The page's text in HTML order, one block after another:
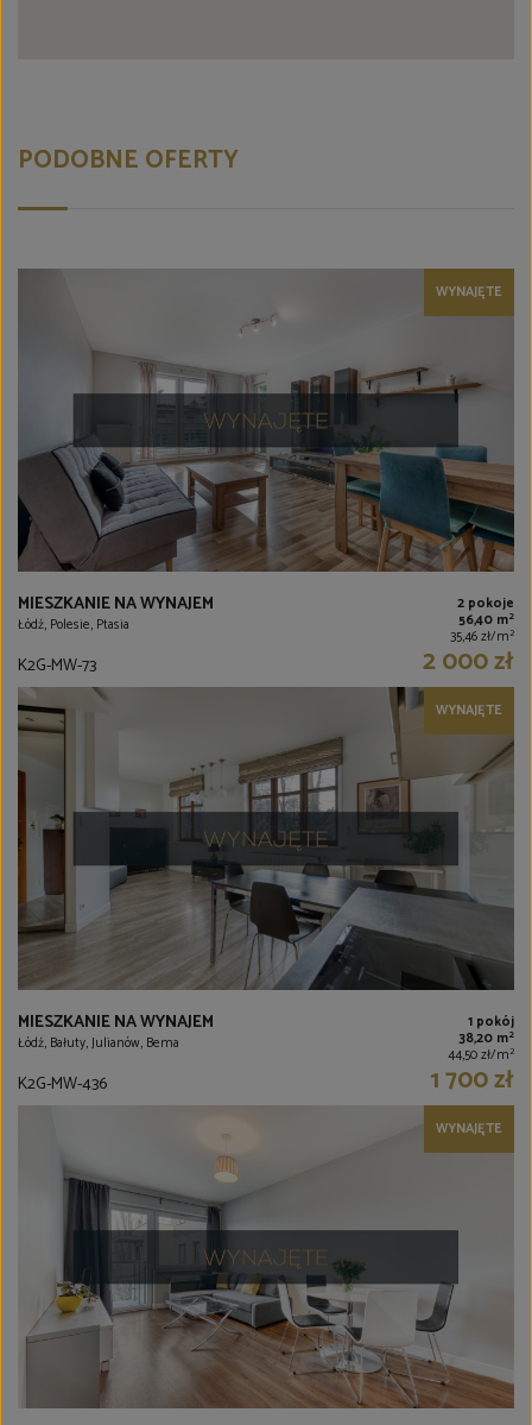
PODOBNE OFERTY
WYNAJĘTE
MIESZKANIE NA WYNAJEM
Łódź, Polesie, Ptasia
2 pokoje
56,40 m2
35,46 zł/m2
K2G-MW-73 2 000 zł
WYNAJĘTE
MIESZKANIE NA WYNAJEM
Łódź, Bałuty, Julianów, Bema
1 pokój
38,20 m2
44,50 zł/m2
K2G-MW-436 1 700 zł
WYNAJĘTE